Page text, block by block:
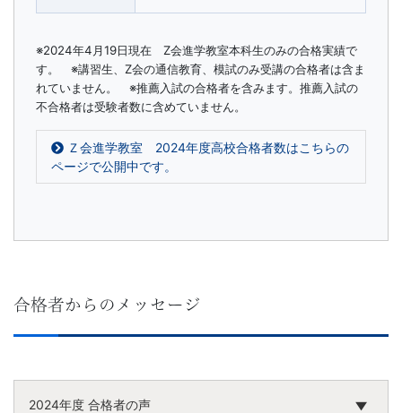
※2024年4月19日現在 Z会進学教室本科生のみの合格実績で
す。 ※講習生、Z会の通信教育、模試のみ受講の合格者は含ま
れていません。 ※推薦入試の合格者を含みます。推薦入試の
不合格者は受験者数に含めていません。
Ｚ会進学教室 2024年度高校合格者数はこちらの
ページで公開中です。
合格者からのメッセージ
2024年度 合格者の声